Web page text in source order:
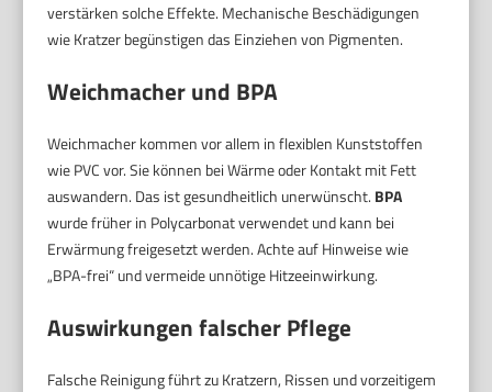
verstärken solche Effekte. Mechanische Beschädigungen
wie Kratzer begünstigen das Einziehen von Pigmenten.
Weichmacher und BPA
Weichmacher kommen vor allem in flexiblen Kunststoffen
wie PVC vor. Sie können bei Wärme oder Kontakt mit Fett
auswandern. Das ist gesundheitlich unerwünscht. BPA
wurde früher in Polycarbonat verwendet und kann bei
Erwärmung freigesetzt werden. Achte auf Hinweise wie
„BPA-frei“ und vermeide unnötige Hitzeeinwirkung.
Auswirkungen falscher Pflege
Falsche Reinigung führt zu Kratzern, Rissen und vorzeitigem